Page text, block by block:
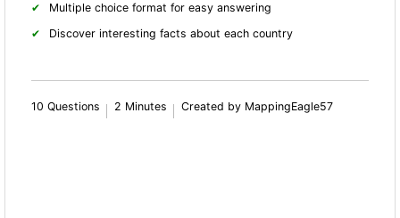
Multiple choice format for easy answering
Discover interesting facts about each country
10 Questions 2 Minutes Created by MappingEagle57